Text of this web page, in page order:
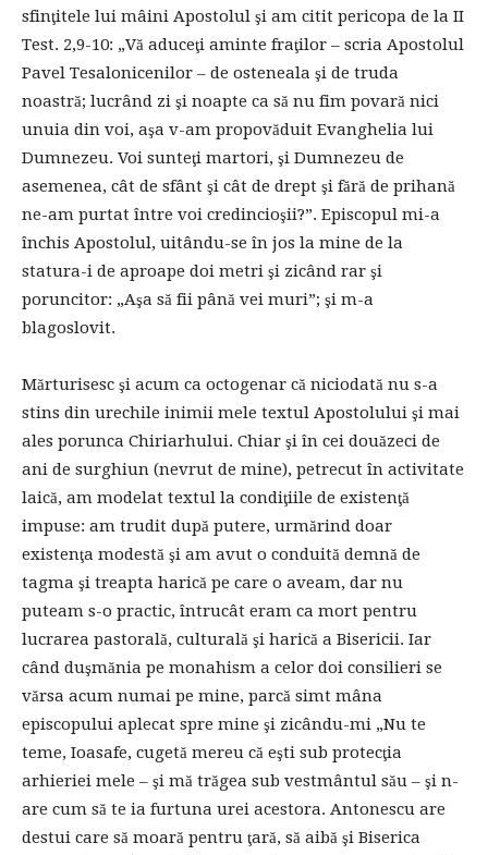
sfinţitele lui mâini Apostolul şi am citit pericopa de la II
Test. 2,9-10: „Vă aduceţi aminte fraţilor – scria Apostolul
Pavel Tesalonicenilor – de osteneala şi de truda
noastră; lucrând zi şi noapte ca să nu fim povară nici
unuia din voi, aşa v-am propovăduit Evanghelia lui
Dumnezeu. Voi sunteţi martori, şi Dumnezeu de
asemenea, cât de sfânt şi cât de drept şi fără de prihană
ne-am purtat între voi credincioşii?”. Episcopul mi-a
închis Apostolul, uitându-se în jos la mine de la
statura-i de aproape doi metri şi zicând rar şi
poruncitor: „Aşa să fii până vei muri”; şi m-a
blagoslovit.
Mărturisesc şi acum ca octogenar că niciodată nu s-a
stins din urechile inimii mele textul Apostolului şi mai
ales porunca Chiriarhului. Chiar şi în cei douăzeci de
ani de surghiun (nevrut de mine), petrecut în activitate
laică, am modelat textul la condiţiile de existenţă
impuse: am trudit după putere, urmărind doar
existenţa modestă şi am avut o conduită demnă de
tagma şi treapta harică pe care o aveam, dar nu
puteam s-o practic, întrucât eram ca mort pentru
lucrarea pastorală, culturală şi harică a Bisericii. Iar
când duşmănia pe monahism a celor doi consilieri se
vărsa acum numai pe mine, parcă simt mâna
episcopului aplecat spre mine şi zicându-mi „Nu te
teme, Ioasafe, cugetă mereu că eşti sub protecţia
arhieriei mele – şi mă trăgea sub vestmântul său – şi n-
are cum să te ia furtuna urei acestora. Antonescu are
destui care să moară pentru ţară, să aibă şi Biserica